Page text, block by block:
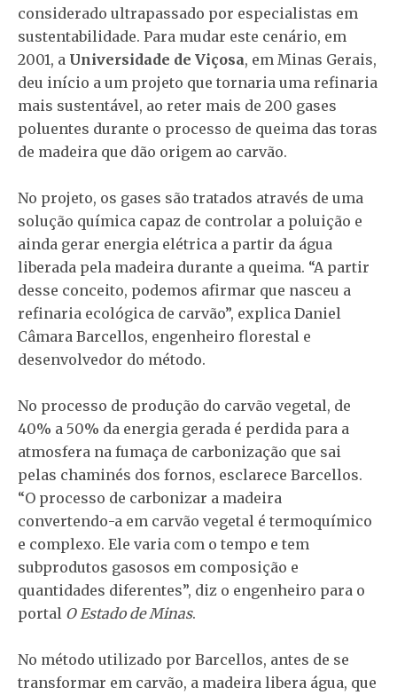
considerado ultrapassado por especialistas em
sustentabilidade. Para mudar este cenário, em
2001, a Universidade de Viçosa, em Minas Gerais,
deu início a um projeto que tornaria uma refinaria
mais sustentável, ao reter mais de 200 gases
poluentes durante o processo de queima das toras
de madeira que dão origem ao carvão.
No projeto, os gases são tratados através de uma
solução química capaz de controlar a poluição e
ainda gerar energia elétrica a partir da água
liberada pela madeira durante a queima. “A partir
desse conceito, podemos afirmar que nasceu a
refinaria ecológica de carvão”, explica Daniel
Câmara Barcellos, engenheiro florestal e
desenvolvedor do método.
No processo de produção do carvão vegetal, de
40% a 50% da energia gerada é perdida para a
atmosfera na fumaça de carbonização que sai
pelas chaminés dos fornos, esclarece Barcellos.
“O processo de carbonizar a madeira
convertendo-a em carvão vegetal é termoquímico
e complexo. Ele varia com o tempo e tem
subprodutos gasosos em composição e
quantidades diferentes”, diz o engenheiro para o
portal O Estado de Minas.
No método utilizado por Barcellos, antes de se
transformar em carvão, a madeira libera água, que